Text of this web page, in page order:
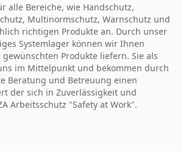
alle Bereiche, wie Handschutz,
Multinormschutz, Warnschutz und
richtigen Produkte an. Durch unser
Systemlager können wir Ihnen
Produkte liefern. Sie als
im Mittelpunkt und bekommen durch
Beratung und Betreuung einen
der sich in Zuverlässigkeit und
Arbeitsschutz "Safety at Work".